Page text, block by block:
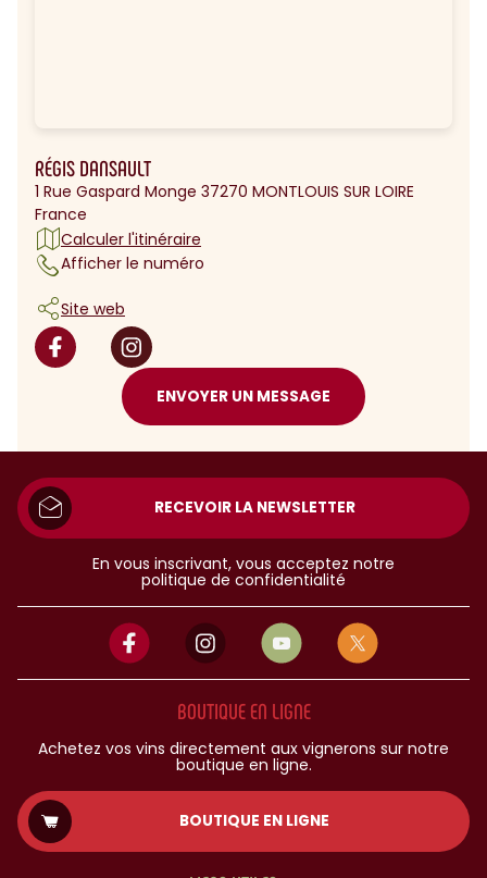
RÉGIS DANSAULT
1 Rue Gaspard Monge 37270 MONTLOUIS SUR LOIRE
France
Calculer l'itinéraire
Afficher le numéro
Site web
ENVOYER UN MESSAGE
RECEVOIR LA NEWSLETTER
En vous inscrivant, vous acceptez notre
politique de confidentialité
BOUTIQUE EN LIGNE
Achetez vos vins directement aux vignerons sur notre
boutique en ligne.
BOUTIQUE EN LIGNE